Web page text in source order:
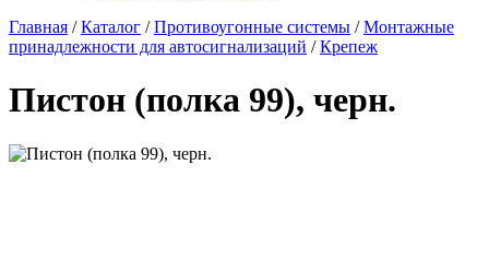
Главная /Каталог /Противоугонные системы /Монтажные
принадлежности для автосигнализаций /Крепеж
Пистон (полка 99), черн.